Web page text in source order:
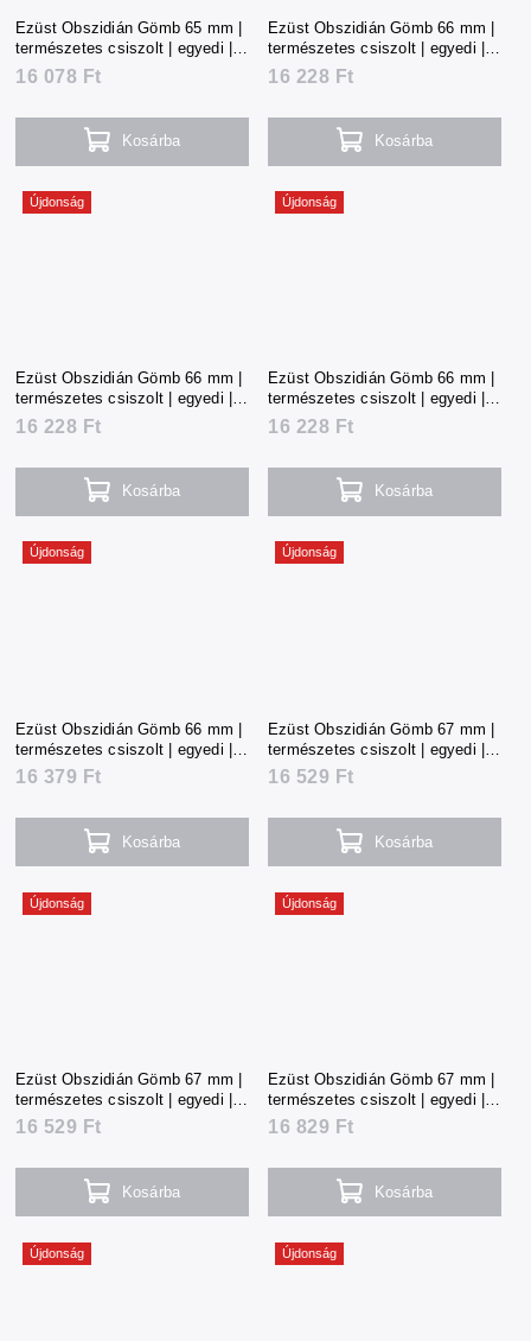
Ezüst Obszidián Gömb 65 mm |
természetes csiszolt | egyedi |
354 g | Mexikó
16 078 Ft
Kosárba
Ezüst Obszidián Gömb 66 mm |
természetes csiszolt | egyedi |
357 g | Mexikó
16 228 Ft
Kosárba
Újdonság
Ezüst Obszidián Gömb 66 mm |
természetes csiszolt | egyedi |
357 g | Mexikó
16 228 Ft
Kosárba
Újdonság
Ezüst Obszidián Gömb 66 mm |
természetes csiszolt | egyedi |
358 g | Mexikó
16 228 Ft
Kosárba
Újdonság
Ezüst Obszidián Gömb 66 mm |
természetes csiszolt | egyedi |
361 g | Mexikó
16 379 Ft
Kosárba
Újdonság
Ezüst Obszidián Gömb 67 mm |
természetes csiszolt | egyedi |
364 g | Mexikó
16 529 Ft
Kosárba
Újdonság
Ezüst Obszidián Gömb 67 mm |
természetes csiszolt | egyedi |
366 g | Mexikó
16 529 Ft
Kosárba
Újdonság
Ezüst Obszidián Gömb 67 mm |
természetes csiszolt | egyedi |
372 g | Mexikó
16 829 Ft
Kosárba
Újdonság Újdonság